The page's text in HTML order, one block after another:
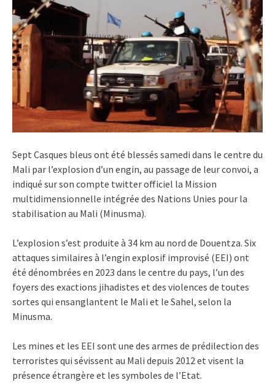
Sept Casques bleus ont été blessés samedi dans le centre du
Mali par l’explosion d’un engin, au passage de leur convoi, a
indiqué sur son compte twitter officiel la Mission
multidimensionnelle intégrée des Nations Unies pour la
stabilisation au Mali (Minusma).
L’explosion s’est produite à 34 km au nord de Douentza. Six
attaques similaires à l’engin explosif improvisé (EEI) ont
été dénombrées en 2023 dans le centre du pays, l’un des
foyers des exactions jihadistes et des violences de toutes
sortes qui ensanglantent le Mali et le Sahel, selon la
Minusma.
Les mines et les EEI sont une des armes de prédilection des
terroristes qui sévissent au Mali depuis 2012 et visent la
présence étrangère et les symboles de l’Etat.